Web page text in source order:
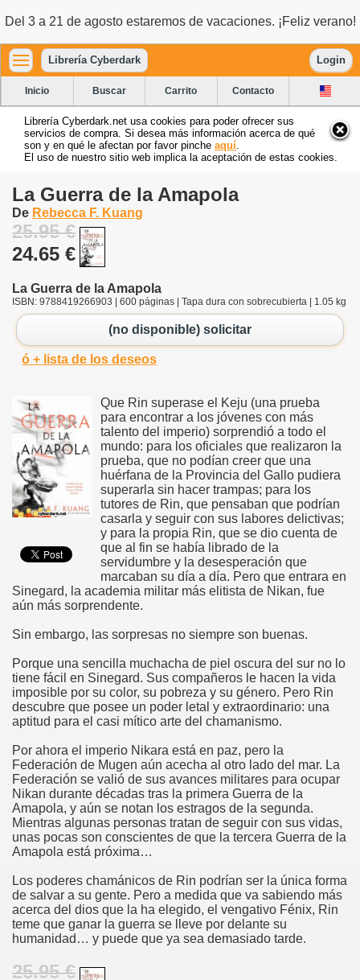
Del 3 a 21 de agosto estaremos de vacaciones. ¡Feliz verano!
Librería Cyberdark Login
Inicio Buscar Carrito Contacto
Librería Cyberdark.net usa cookies para poder ofrecer sus
servicios de compra. Si desea más información acerca de qué
son y en qué le afectan por favor pinche aquí
El uso de nuestro sitio web implica la aceptación de estas cookies.
La Guerra de la Amapola
De Rebecca F. Kuang
25.95 €
24.65 €
La Guerra de la Amapola
ISBN: 9788419266903 | 600 páginas | Tapa dura con sobrecubierta | 1.05 kg
(no disponible) solicitar
ó + lista de los deseos
Que Rin superase el Keju (una prueba
para encontrar a los jóvenes con más
talento del imperio) sorprendió a todo el
mundo: para los oficiales que realizaron la
prueba, que no podían creer que una
huérfana de la Provincia del Gallo pudiera
superarla sin hacer trampas; para los
tutores de Rin, que pensaban que podrían
casarla y seguir con sus labores delictivas;
y para la propia Rin, que se dio cuenta de
que al fin se había librado de la
servidumbre y la desesperación que
marcaban su día a día. Pero que entrara en
Sinegard, la academia militar más elitista de Nikan, fue
aún más sorprendente.
Sin embargo, las sorpresas no siempre son buenas.
Porque una sencilla muchacha de piel oscura del sur no lo
tiene fácil en Sinegard. Sus compañeros le hacen la vida
imposible por su color, su pobreza y su género. Pero Rin
descubre que posee un poder letal y extraordinario: una
aptitud para el casi mítico arte del chamanismo.
Por ahora el imperio Nikara está en paz, pero la
Federación de Mugen aún acecha al otro lado del mar. La
Federación se valió de sus avances militares para ocupar
Nikan durante décadas tras la primera Guerra de la
Amapola, y aún se notan los estragos de la segunda.
Mientras algunas personas tratan de seguir con sus vidas,
unas pocas son conscientes de que la tercera Guerra de la
Amapola está próxima…
Los poderes chamánicos de Rin podrían ser la única forma
de salvar a su gente. Pero a medida que va sabiendo más
acerca del dios que la ha elegido, el vengativo Fénix, Rin
teme que ganar la guerra se lleve por delante su
humanidad… y puede que ya sea demasiado tarde.
25.95 €